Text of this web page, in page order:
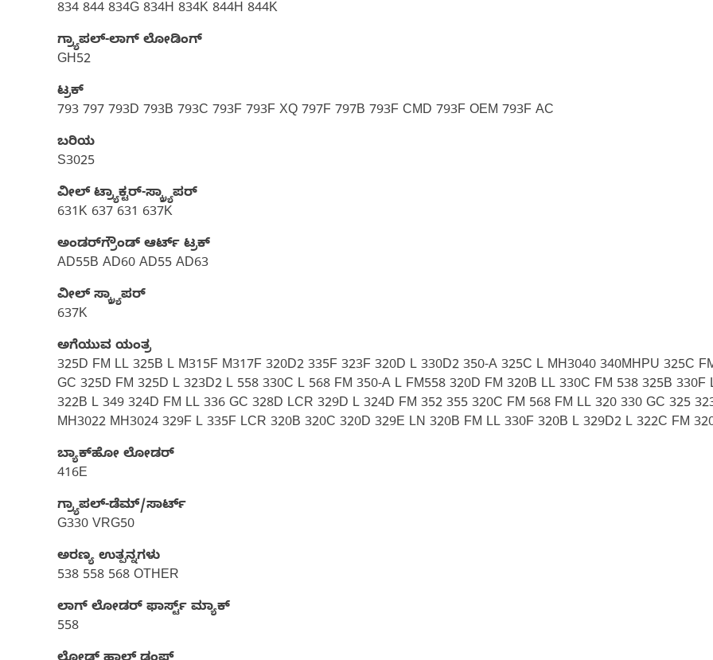
834 844 834G 834H 834K 844H 844K
ಗ್ರ್ಯಾಪಲ್-ಲಾಗ್ ಲೋಡಿಂಗ್
GH52
ಟ್ರಕ್
793 797 793D 793B 793C 793F 793F XQ 797F 797B 793F CMD 793F OEM 793F AC
ಬರಿಯ
S3025
ವೀಲ್ ಟ್ರ್ಯಾಕ್ಟರ್-ಸ್ಕ್ರ್ಯಾಪರ್
631K 637 631 637K
ಅಂಡರ್‌ಗ್ರೌಂಡ್‌ ಆರ್ಟ್‌ ಟ್ರಕ್
AD55B AD60 AD55 AD63
ವೀಲ್ ಸ್ಕ್ರ್ಯಾಪರ್
637K
ಅಗೆಯುವ ಯಂತ್ರ
325D FM LL 325B L M315F M317F 320D2 335F 323F 320D L 330D2 350-A 325C L MH3040 340MHPU 325C
GC 325D FM 325D L 323D2 L 558 330C L 568 FM 350-A L FM558 320D FM 320B LL 330C FM 538 325B
322B L 349 324D FM LL 336 GC 328D LCR 329D L 324D FM 352 355 320C FM 568 FM LL 320 330 GC 325
MH3022 MH3024 329F L 335F LCR 320B 320C 320D 329E LN 320B FM LL 330F 320B L 329D2 L 322C FM
ಬ್ಯಾಕ್‌ಹೋ ಲೋಡರ್
416E
ಗ್ರ್ಯಾಪಲ್-ಡೆಮ್/ಸಾರ್ಟ್
G330 VRG50
ಅರಣ್ಯ ಉತ್ಪನ್ನಗಳು
538 558 568 OTHER
ಲಾಗ್ ಲೋಡರ್ ಫಾರ್ಸ್ಟ್ ಮ್ಯಾಕ್
558